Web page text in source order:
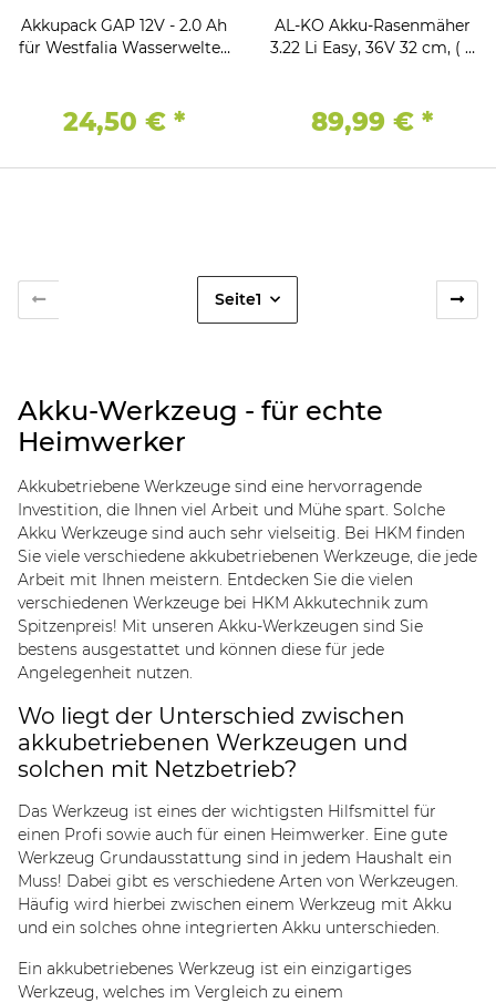
Akkupack GAP 12V - 2.0 Ah
für Westfalia Wasserwelten
24,50 € *
AL-KO Akku-Rasenmäher
3.22 Li Easy, 36V 32 cm, ( 2
89,99 € *
Seite1
Akku-Werkzeug - für echte
Heimwerker
Akkubetriebene Werkzeuge sind eine hervorragende
Investition, die Ihnen viel Arbeit und Mühe spart. Solche
Akku Werkzeuge sind auch sehr vielseitig. Bei HKM finden
Sie viele verschiedene akkubetriebenen Werkzeuge, die jede
Arbeit mit Ihnen meistern. Entdecken Sie die vielen
verschiedenen Werkzeuge bei HKM Akkutechnik zum
Spitzenpreis! Mit unseren Akku-Werkzeugen sind Sie
bestens ausgestattet und können diese für jede
Angelegenheit nutzen.
Wo liegt der Unterschied zwischen
akkubetriebenen Werkzeugen und
solchen mit Netzbetrieb?
Das Werkzeug ist eines der wichtigsten Hilfsmittel für
einen Profi sowie auch für einen Heimwerker. Eine gute
Werkzeug Grundausstattung sind in jedem Haushalt ein
Muss! Dabei gibt es verschiedene Arten von Werkzeugen.
Häufig wird hierbei zwischen einem Werkzeug mit Akku
und ein solches ohne integrierten Akku unterschieden.
Ein akkubetriebenes Werkzeug ist ein einzigartiges
Werkzeug, welches im Vergleich zu einem